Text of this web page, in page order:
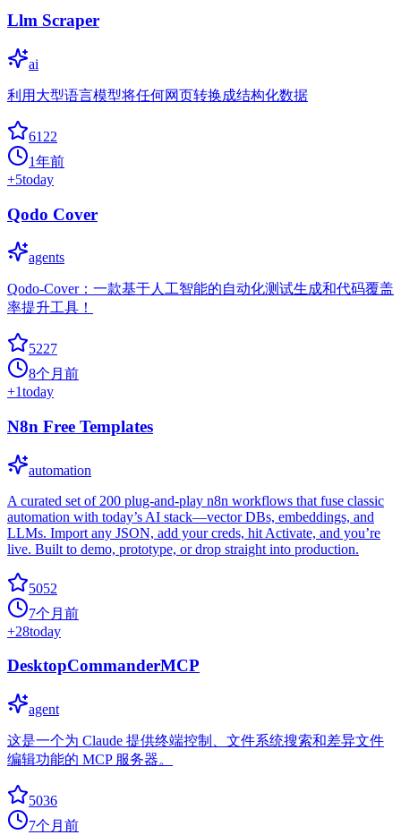
Llm Scraper
ai
利用大型语言模型将任何网页转换成结构化数据
6122
1年前
+5today
Qodo Cover
agents
Qodo-Cover：一款基于人工智能的自动化测试生成和代码覆盖
率提升工具！
5227
8个月前
+1today
N8n Free Templates
automation
A curated set of 200 plug-and-play n8n workflows that fuse classic
automation with today’s AI stack—vector DBs, embeddings, and
LLMs. Import any JSON, add your creds, hit Activate, and you’re
live. Built to demo, prototype, or drop straight into production.
5052
7个月前
+28today
DesktopCommanderMCP
agent
这是一个为 Claude 提供终端控制、文件系统搜索和差异文件
编辑功能的 MCP 服务器。
5036
7个月前